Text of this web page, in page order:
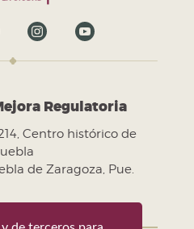
Regulatoria
Centro histórico de
de Zaragoza, Pue.